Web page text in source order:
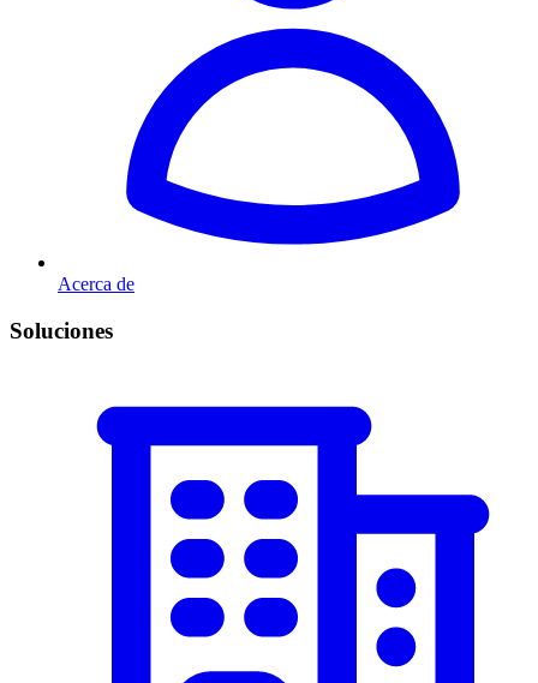
Acerca de
Soluciones